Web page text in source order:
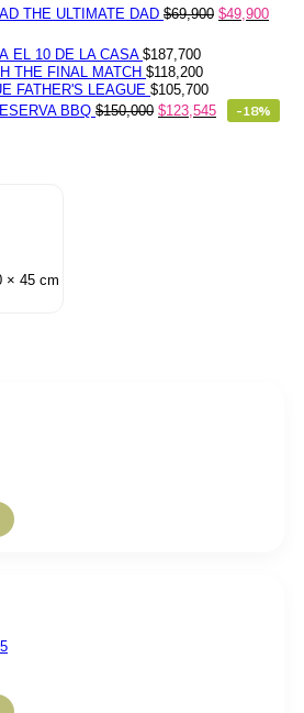
THE ULTIMATE DAD $69,900 $49,900
EL 10 DE LA CASA $187,700
THE FINAL MATCH $118,200
FATHER'S LEAGUE $105,700
BBQ $150,000 $123,545 -18%
× 45 cm